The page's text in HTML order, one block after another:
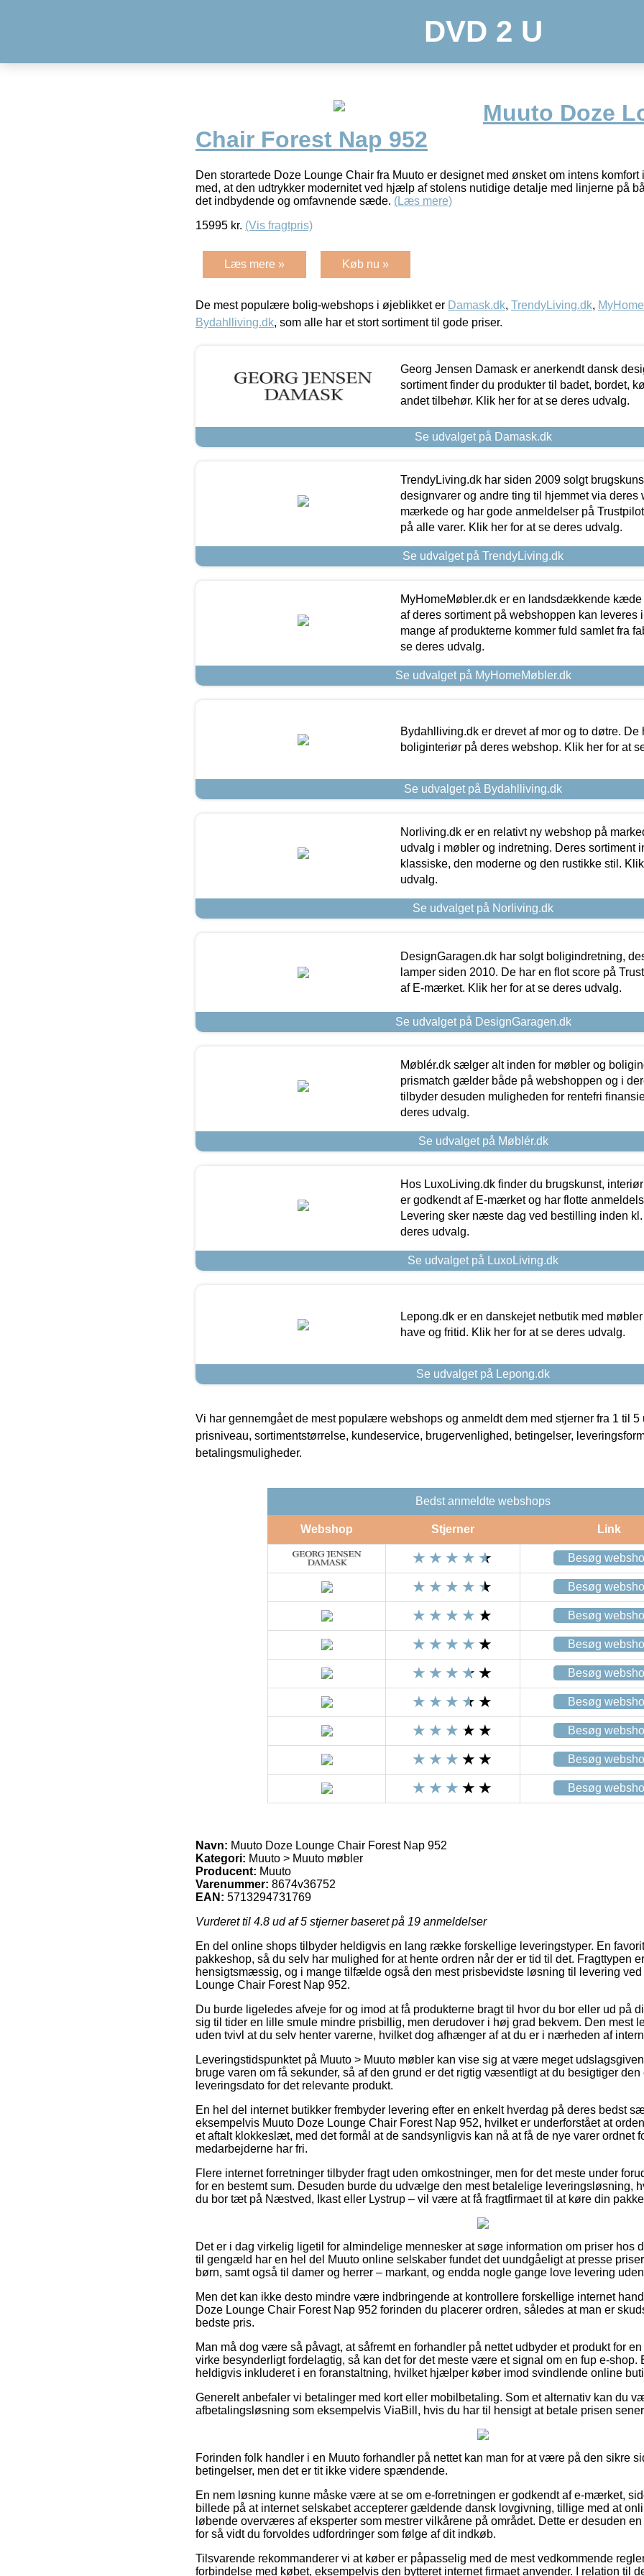
DVD 2 U
Muuto Doze
Chair Forest Nap 952
Den storartede Doze Lounge Chair fra Muuto er designet med ønsket om intens komfort
med, at den udtrykker modernitet ved hjælp af stolens nutidige detalje med linjerne på
det indbydende og omfavnende sæde. (Læs mere)
15995 kr. (Vis fragtpris)
Læs mere » Køb nu »
De mest populære bolig-webshops i øjeblikket er Damask.dk, TrendyLiving.dk,
Bydahlliving.dk, som alle har et stort sortiment til gode priser.
Georg Jensen Damask er anerkendt dansk
sortiment finder du produkter til badet, bordet,
andet tilbehør. Klik her for at se deres udvalg.
Se udvalget på Damask.dk
TrendyLiving.dk har siden 2009 solgt
designvarer og andre ting til hjemmet via deres
mærkede og har gode anmeldelser på
på alle varer. Klik her for at se deres udvalg.
Se udvalget på TrendyLiving.dk
MyHomeMøbler.dk er en landsdækkende kæde
af deres sortiment på webshoppen kan leveres
mange af produkterne kommer fuld samlet fra
se deres udvalg.
Se udvalget på MyHomeMøbler.dk
Bydahlliving.dk er drevet af mor og to døtre. De
boliginteriør på deres webshop. Klik her for at
Se udvalget på Bydahlliving.dk
Norliving.dk er en relativt ny webshop på
udvalg i møbler og indretning. Deres sortiment
klassiske, den moderne og den rustikke stil.
udvalg.
Se udvalget på Norliving.dk
DesignGaragen.dk har solgt boligindretning,
lamper siden 2010. De har en flot score på
af E-mærket. Klik her for at se deres udvalg.
Se udvalget på DesignGaragen.dk
Møblér.dk sælger alt inden for møbler og
prismatch gælder både på webshoppen og i
tilbyder desuden muligheden for rentefri
deres udvalg.
Se udvalget på Møblér.dk
Hos LuxoLiving.dk finder du brugskunst,
er godkendt af E-mærket og har flotte
Levering sker næste dag ved bestilling inden
deres udvalg.
Se udvalget på LuxoLiving.dk
Lepong.dk er en danskejet netbutik med
have og fritid. Klik her for at se deres udvalg.
Se udvalget på Lepong.dk
Vi har gennemgået de mest populære webshops og anmeldt dem med stjerner fra 1 til 5
prisniveau, sortimentstørrelse, kundeservice, brugervenlighed, betingelser,
betalingsmuligheder.
Bedst anmeldte webshops
Webshop Stjerner Link
Besøg
Besøg
Besøg
Besøg
Besøg
Besøg
Besøg
Besøg
Besøg
Navn: Muuto Doze Lounge Chair Forest Nap 952
Kategori: Muuto > Muuto møbler
Producent: Muuto
Varenummer: 8674v36752
EAN: 5713294731769
Vurderet til 4.8 ud af 5 stjerner baseret på 19 anmeldelser
En del online shops tilbyder heldigvis en lang række forskellige leveringstyper. En
pakkeshop, så du selv har mulighed for at hente ordren når der er tid til det. Fragttypen
hensigtsmæssig, og i mange tilfælde også den mest prisbevidste løsning til levering
Lounge Chair Forest Nap 952.
Du burde ligeledes afveje for og imod at få produkterne bragt til hvor du bor eller ud på
sig til tider en lille smule mindre prisbillig, men derudover i høj grad bekvem. Den mest
uden tvivl at du selv henter varerne, hvilket dog afhænger af at du er i nærheden af
Leveringstidspunktet på Muuto > Muuto møbler kan vise sig at være meget
bruge varen om få sekunder, så af den grund er det rigtig væsentligt at du besigtiger den
leveringsdato for det relevante produkt.
En hel del internet butikker frembyder levering efter en enkelt hverdag på deres bedst
eksempelvis Muuto Doze Lounge Chair Forest Nap 952, hvilket er underforstået at
et aftalt klokkeslæt, med det formål at de sandsynligvis kan nå at få de nye varer ordnet
medarbejderne har fri.
Flere internet forretninger tilbyder fragt uden omkostninger, men for det meste under
for en bestemt sum. Desuden burde du udvælge den mest betalelige leveringsløsning,
du bor tæt på Næstved, Ikast eller Lystrup – vil være at få fragtfirmaet til at køre din
Det er i dag virkelig ligetil for almindelige mennesker at søge information om priser hos
til gengæld har en hel del Muuto online selskaber fundet det uundgåeligt at presse
børn, samt også til damer og herrer – markant, og endda nogle gange love levering
Men det kan ikke desto mindre være indbringende at kontrollere forskellige internet
Doze Lounge Chair Forest Nap 952 forinden du placerer ordren, således at man er
bedste pris.
Man må dog være så påvagt, at såfremt en forhandler på nettet udbyder et produkt for
virke besynderligt fordelagtig, så kan det for det meste være et signal om en fup e-shop.
heldigvis inkluderet i en foranstaltning, hvilket hjælper køber imod svindlende online
Generelt anbefaler vi betalinger med kort eller mobilbetaling. Som et alternativ kan du
afbetalingsløsning som eksempelvis ViaBill, hvis du har til hensigt at betale prisen
Forinden folk handler i en Muuto forhandler på nettet kan man for at være på den sikre
betingelser, men det er tit ikke videre spændende.
En nem løsning kunne måske være at se om e-forretningen er godkendt af e-mærket,
billede på at internet selskabet accepterer gældende dansk lovgivning, tillige med at
løbende overværes af eksperter som mestrer vilkårene på området. Dette er desuden
for så vidt du forvoldes udfordringer som følge af dit indkøb.
Tilsvarende rekommanderer vi at køber er påpasselig med de mest vedkommende
forbindelse med købet, eksempelvis den bytteret internet firmaet anvender. I relation til